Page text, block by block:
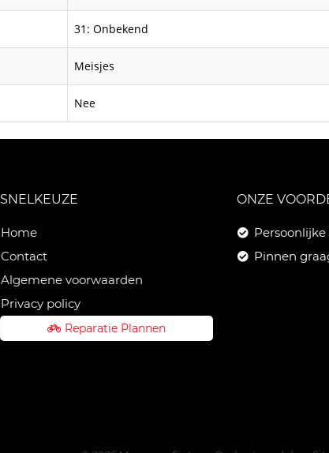
31: Onbekend
Meisjes
Nee
SNELKEUZE
Home
Contact
Algemene voorwaarden
Privacy policy
Reparatie Plannen
ONZE
Persoonlijke
Pinnen